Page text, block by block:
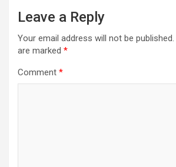
Leave a Reply
Your email address will not be published.
are marked *
Comment *